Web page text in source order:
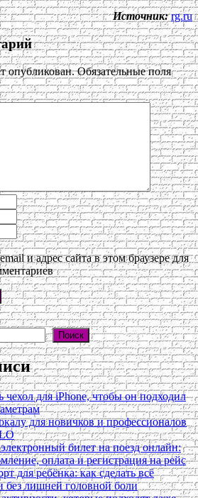
Источник: rg.ru
опубликован. Обязательные поля
и адрес сайта в этом браузере для
Поиск
чехол для iPhone, чтобы он подходил
для новичков и профессионалов
билет на поезд онлайн:
оплата и регистрация на рейс
для ребёнка: как сделать всё
без лишней головной боли